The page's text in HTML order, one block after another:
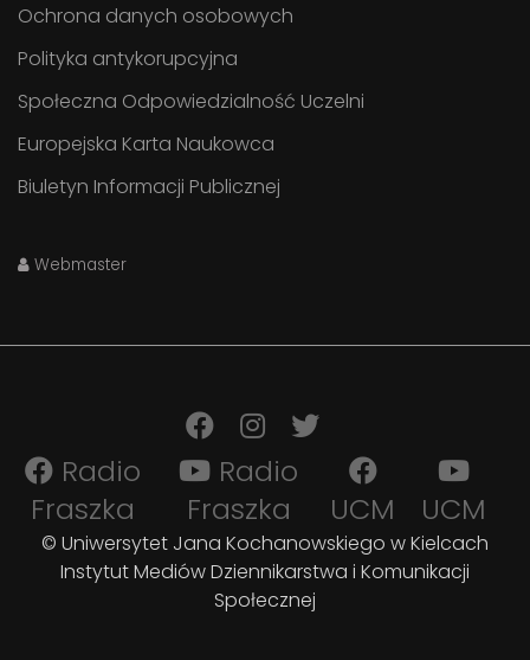
Ochrona danych osobowych
Polityka antykorupcyjna
Społeczna Odpowiedzialność Uczelni
Europejska Karta Naukowca
Biuletyn Informacji Publicznej
Webmaster
Radio
Fraszka
Radio
Fraszka UCM
UCM
© Uniwersytet Jana Kochanowskiego w Kielcach
Instytut Mediów Dziennikarstwa i Komunikacji
Społecznej